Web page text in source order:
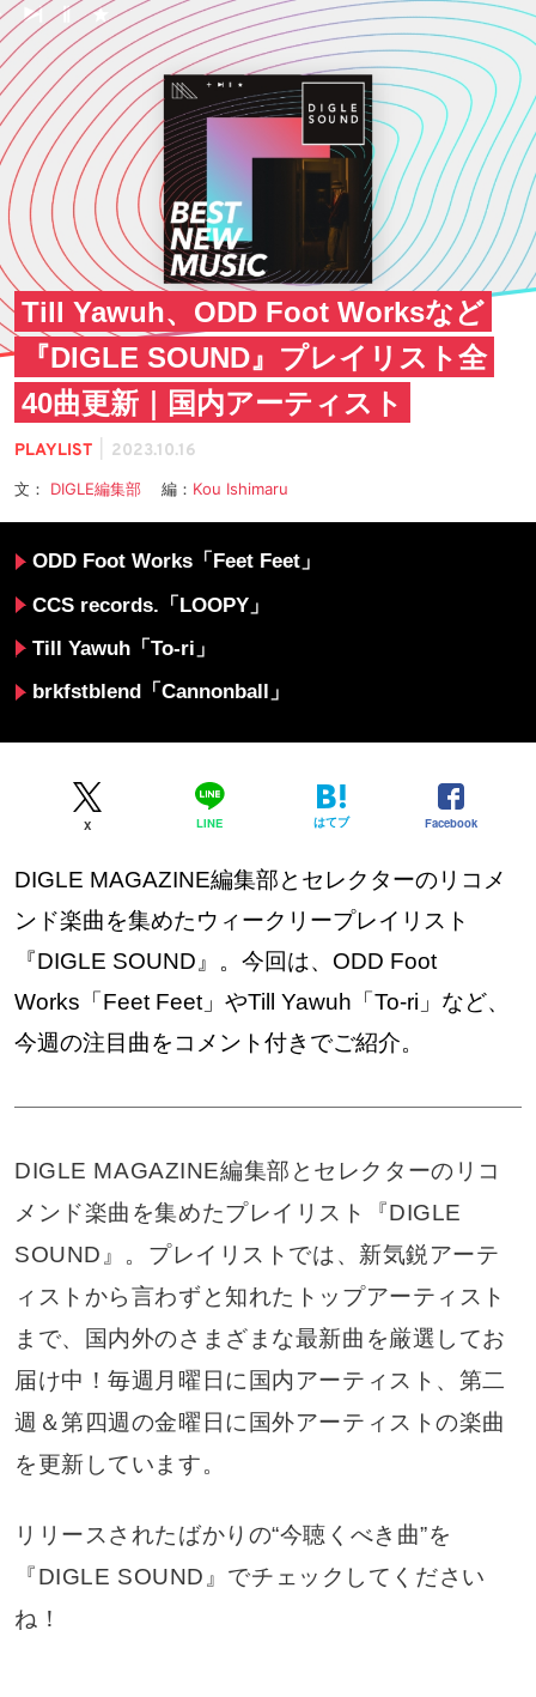
Till Yawuh、ODD Foot Worksなど
『DIGLE SOUND』プレイリスト全
40曲更新｜国内アーティスト
PLAYLIST 2023.10.16
文： DIGLE編集部 編： Kou Ishimaru
ODD Foot Works「Feet Feet」
CCS records.「LOOPY」
Till Yawuh「To-ri」
brkfstblend「Cannonball」
X LINE はてブ Facebook
DIGLE MAGAZINE編集部とセレクターのリコメ
ンド楽曲を集めたウィークリープレイリスト
『DIGLE SOUND』。今回は、ODD Foot
Works「Feet Feet」やTill Yawuh「To-ri」など、
今週の注目曲をコメント付きでご紹介。
DIGLE MAGAZINE編集部とセレクターのリコ
メンド楽曲を集めたプレイリスト『DIGLE
SOUND』。プレイリストでは、新気鋭アーテ
ィストから言わずと知れたトップアーティスト
まで、国内外のさまざまな最新曲を厳選してお
届け中！毎週月曜日に国内アーティスト、第二
週＆第四週の金曜日に国外アーティストの楽曲
を更新しています。
リリースされたばかりの“今聴くべき曲”を
『DIGLE SOUND』でチェックしてください
ね！